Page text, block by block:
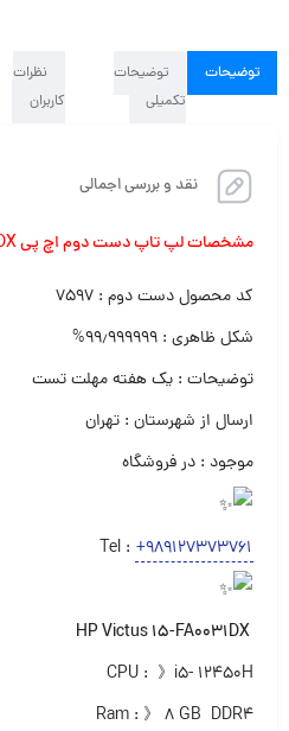
توضیحات
توضیحات
تکمیلی
نظرات
کاربران
نقد و بررسی اجمالی
مشخصات لپ تاپ دست دوم اچ پی HP Victus 15-FA0031DX
کد محصول دست دوم : ۷۵۹۷
شکل ظاهری : ۹۹٫۹۹۹۹۹۹%
توضیحات : یک هفته مهلت تست
ارسال از شهرستان : تهران
موجود : در فروشگاه
Tel : +989127373761
CPU : 》i5- 12450H
Ram : 》 ۸ GB DDR4